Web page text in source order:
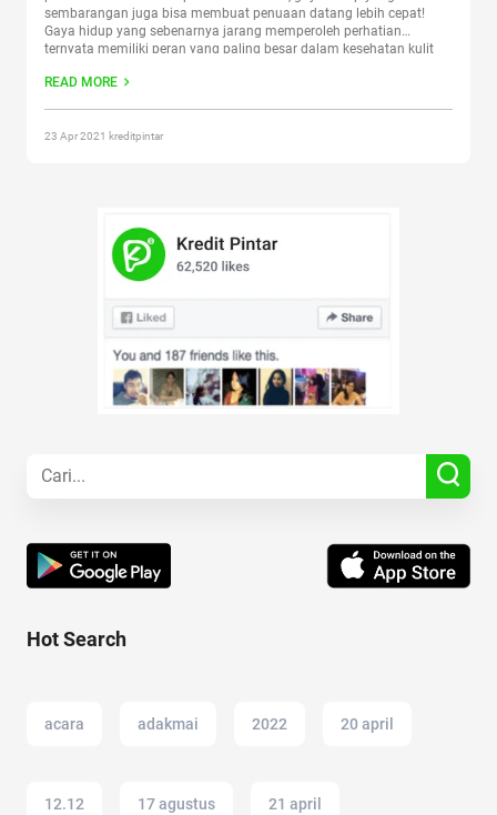
sembarangan juga bisa membuat penuaan datang lebih cepat!
Gaya hidup yang sebenarnya jarang memperoleh perhatian
ternyata memiliki peran yang paling besar dalam kesehatan kulit
berikut ini! Anda bisa menerapkannya kapan saja tanpa
READ MORE
23 Apr 2021 kreditpintar
Hot Search
acara adakmai 2022 20 april
12.12 17 agustus 21 april